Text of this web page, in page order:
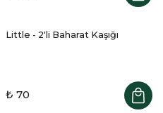
Little - 2'li Baharat Kaşığı
₺ 70